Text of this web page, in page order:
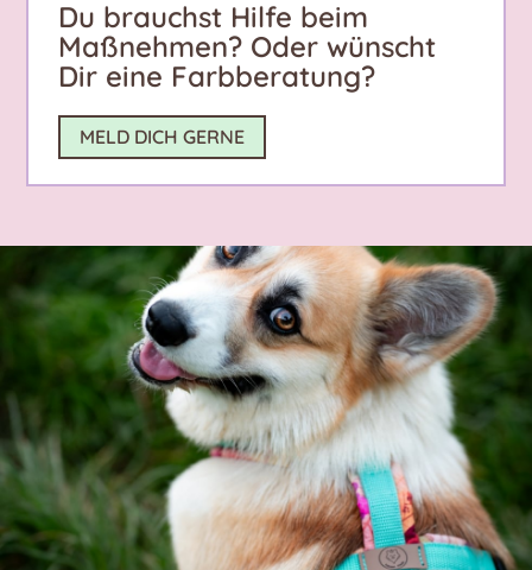
Du brauchst Hilfe beim
Maßnehmen? Oder wünscht
Dir eine Farbberatung?
MELD DICH GERNE